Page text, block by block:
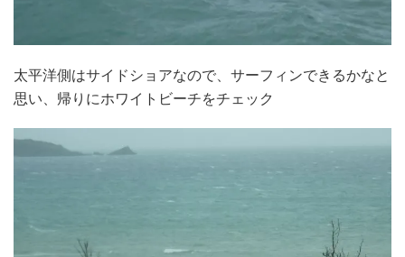
太平洋側はサイドショアなので、サーフィンできるかなと
思い、帰りにホワイトビーチをチェック